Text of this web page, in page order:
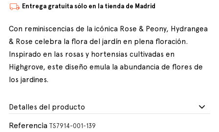
Entrega gratuita sólo en la tienda de Madrid
Con reminiscencias de la icónica Rose & Peony, Hydrangea
& Rose celebra la flora del jardín en plena floración.
Inspirado en las rosas y hortensias cultivadas en
Highgrove, este diseño emula la abundancia de flores de
los jardines.
Detalles del producto
Referencia TS7914-001-139